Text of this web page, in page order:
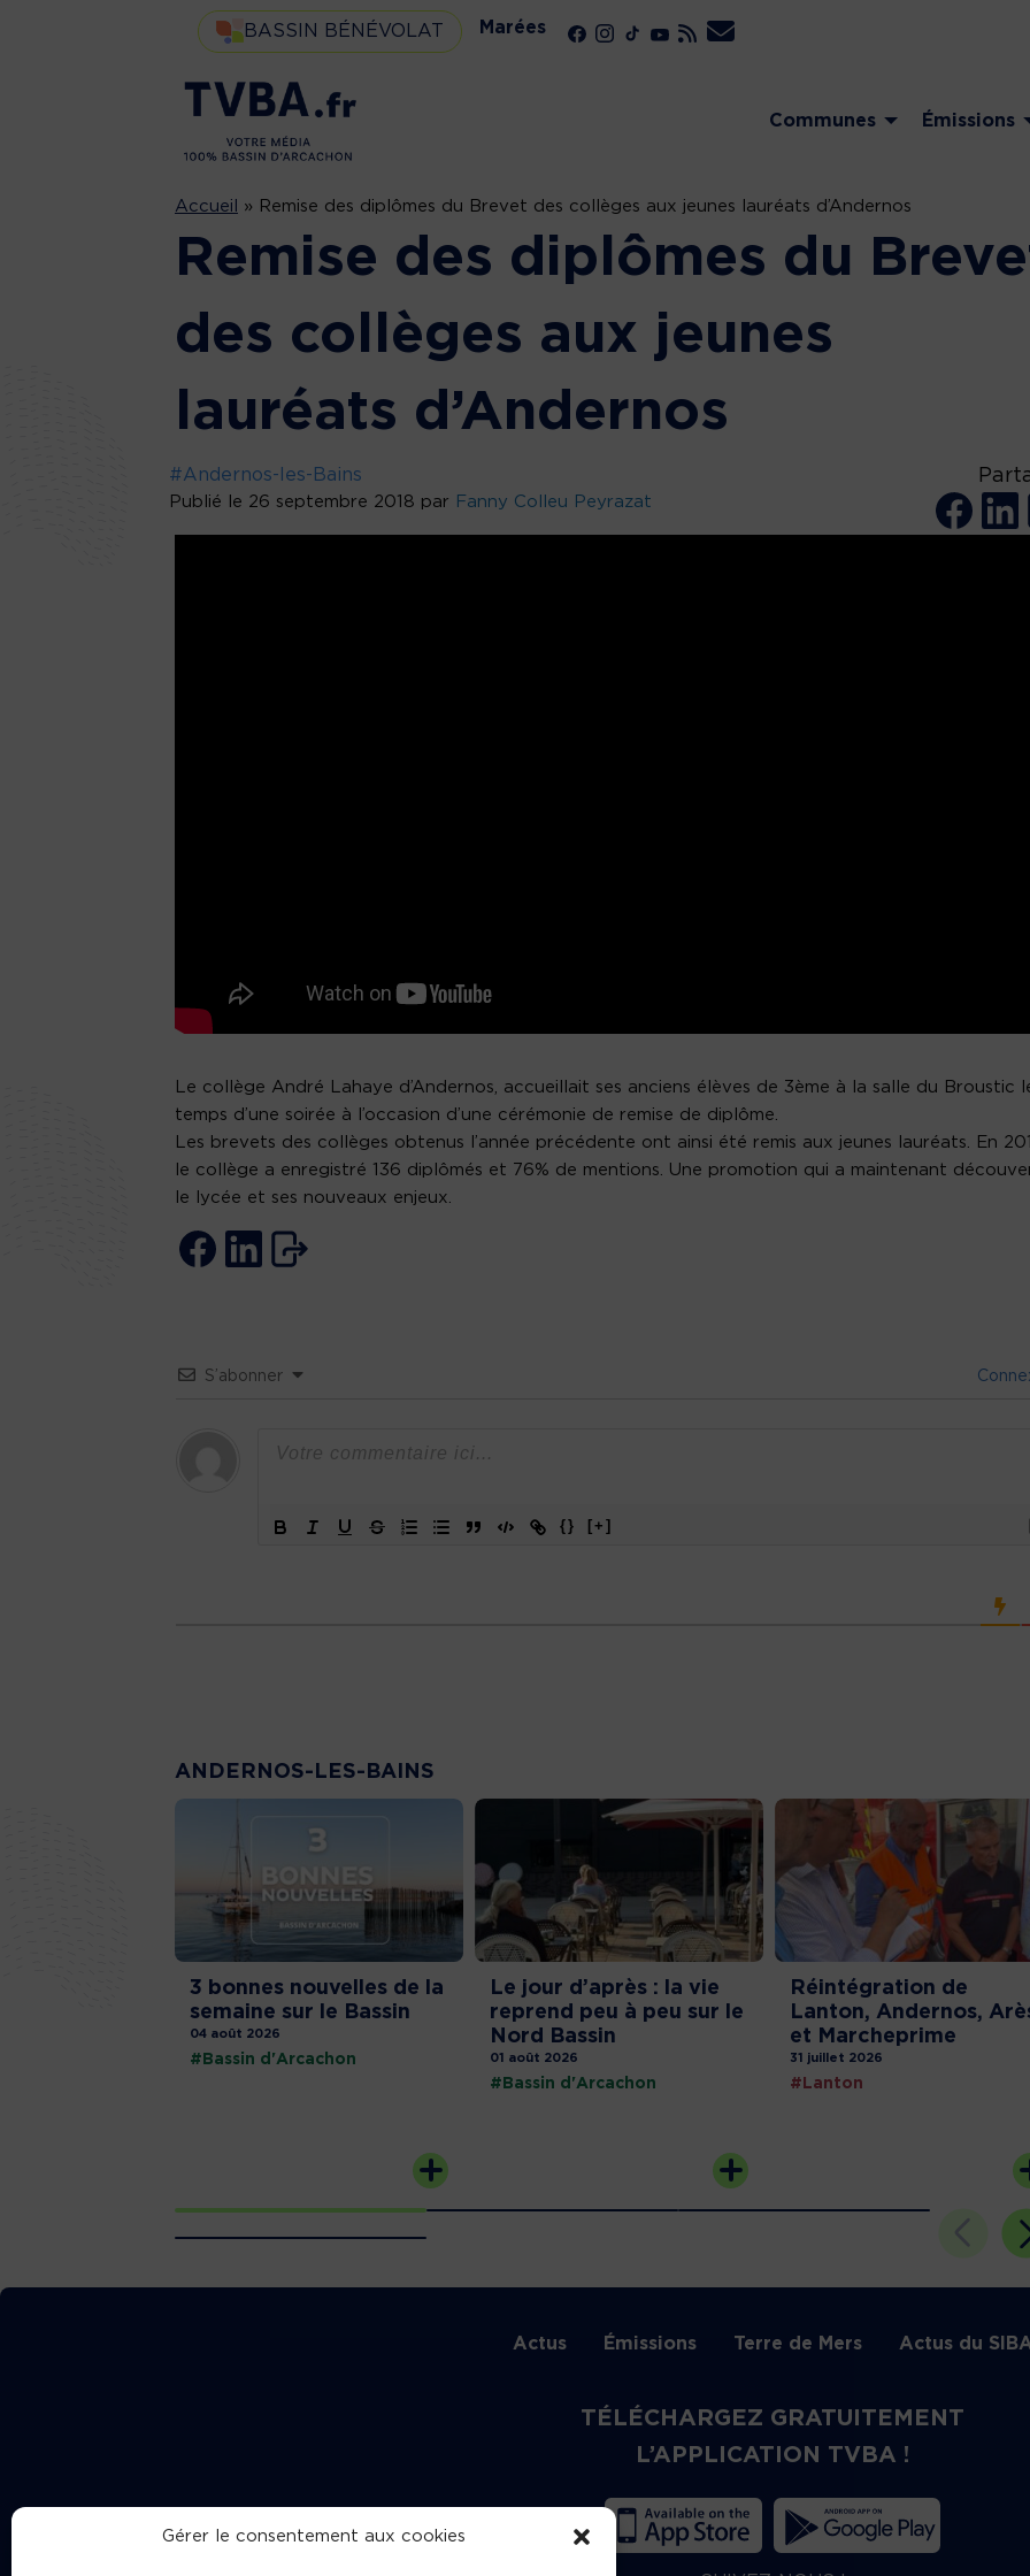
Gérer le consentement aux cookies
BASSIN BÉNÉVOLAT Marées
Communes Émissions
Accueil » Remise des diplômes du Brevet des collèges aux jeunes lauréats d’Andernos
Remise des diplômes du
des collèges aux jeunes
lauréats d’Andernos
#Andernos-les-Bains
Publié le 26 septembre 2018 par Fanny Colleu Peyrazat
Le collège André Lahaye d’Andernos, accueillait ses anciens élèves de 3ème à la salle du Broustic
temps d’une soirée à l’occasion d’une cérémonie de remise de diplôme.
Les brevets des collèges obtenus l’année précédente ont ainsi été remis aux jeunes lauréats. En
le collège a enregistré 136 diplômés et 76% de mentions. Une promotion qui a maintenant
le lycée et ses nouveaux enjeux.
S’abonner
{} [+]
ANDERNOS-LES-BAINS
3 bonnes nouvelles de la
semaine sur le Bassin
04 août 2026
#Bassin d'Arcachon
Le jour d’après : la vie
reprend peu à peu sur le
Nord Bassin
01 août 2026
#Bassin d'Arcachon
Réintégration de
Lanton, Andernos,
et Marcheprime
31 juillet 2026
#Lanton
Actus Émissions Terre de Mers Actus du
TÉLÉCHARGEZ GRATUITEMENT
L’APPLICATION TVBA !